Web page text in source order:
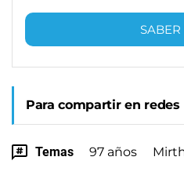
Para compartir en redes
Temas 97 años